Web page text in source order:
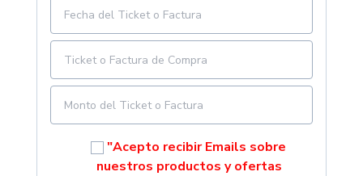
"Acepto recibir Emails sobre
nuestros productos y ofertas